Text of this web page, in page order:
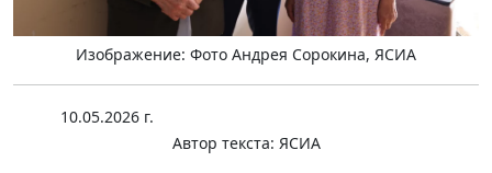
Изображение: Фото Андрея Сорокина, ЯСИА
10.05.2026 г.
Автор текста: ЯСИА